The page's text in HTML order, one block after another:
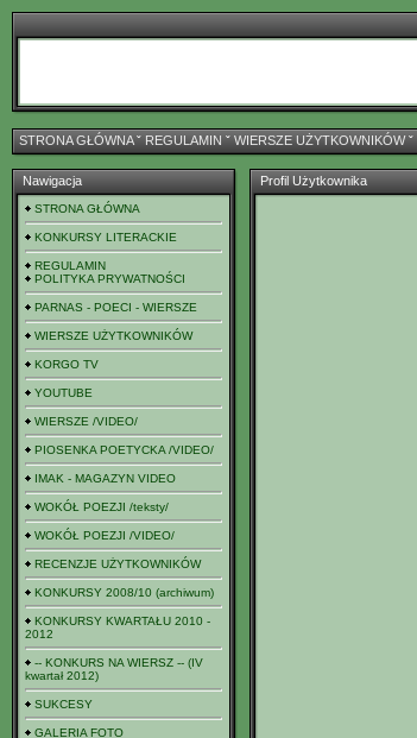
STRONA GŁÓWNAˇ REGULAMIN ˇ WIERSZE UŻYTKOWNIKÓWˇ
Nawigacja
STRONA GŁÓWNA
KONKURSY LITERACKIE
REGULAMIN
POLITYKA PRYWATNOŚCI
PARNAS - POECI - WIERSZE
WIERSZE UŻYTKOWNIKÓW
KORGO TV
YOUTUBE
WIERSZE /VIDEO/
PIOSENKA POETYCKA /VIDEO/
IMAK - MAGAZYN VIDEO
WOKÓŁ POEZJI /teksty/
WOKÓŁ POEZJI /VIDEO/
RECENZJE UŻYTKOWNIKÓW
KONKURSY 2008/10 (archiwum)
KONKURSY KWARTAŁU 2010 -
2012
-- KONKURS NA WIERSZ -- (IV
kwartał 2012)
SUKCESY
GALERIA FOTO
Profil Użytkownika